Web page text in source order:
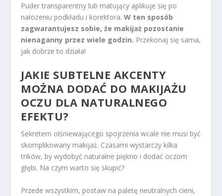
Puder transparentny lub matujący aplikuje się po
nałożeniu podkładu i korektora.W ten sposób
zagwarantujesz sobie, że makijaż pozostanie
nienaganny przez wiele godzin. Przekonaj się sama,
jak dobrze to działa!
JAKIE SUBTELNE AKCENTY
MOŻNA DODAĆ DO MAKIJAŻU
OCZU DLA NATURALNEGO
EFEKTU?
Sekretem olśniewającego spojrzenia wcale nie musi być
skomplikowany makijaż. Czasami wystarczy kilka
trików, by wydobyć naturalne piękno i dodać oczom
głębi. Na czym warto się skupić?
Przede wszystkim, postaw na paletę neutralnych cieni,